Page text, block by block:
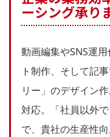
ーシング承り
動画編集やSNS運
ト制作、そして記
リー」のデザイン
対応。「社員以外
で、貴社の生産性